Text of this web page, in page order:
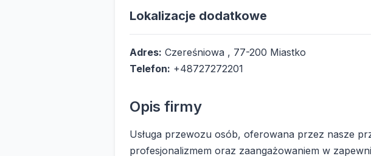
Lokalizacje dodatkowe
Adres: Czereśniowa , 77-200 Miastko
Telefon: +48727272201
Opis firmy
Usługa przewozu osób, oferowana przez nasze
profesjonalizmem oraz zaangażowaniem w